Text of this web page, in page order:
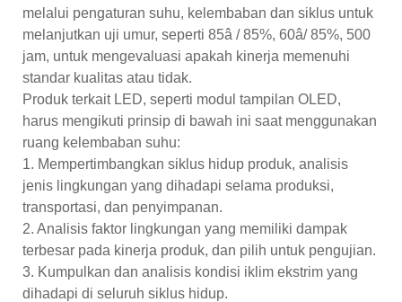
melalui pengaturan suhu, kelembaban dan siklus untuk
melanjutkan uji umur, seperti 85â / 85%, 60â/ 85%, 500
jam, untuk mengevaluasi apakah kinerja memenuhi
standar kualitas atau tidak.
Produk terkait LED, seperti modul tampilan OLED,
harus mengikuti prinsip di bawah ini saat menggunakan
ruang kelembaban suhu:
1. Mempertimbangkan siklus hidup produk, analisis
jenis lingkungan yang dihadapi selama produksi,
transportasi, dan penyimpanan.
2. Analisis faktor lingkungan yang memiliki dampak
terbesar pada kinerja produk, dan pilih untuk pengujian.
3. Kumpulkan dan analisis kondisi iklim ekstrim yang
dihadapi di seluruh siklus hidup.